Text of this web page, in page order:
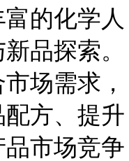
的化学人
品探索。
场需求，
方、提升
市场竞争